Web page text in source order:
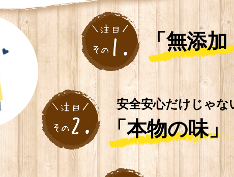
「無添加
安全安心だけじゃな
「本物の味」